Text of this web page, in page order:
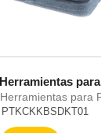
para
PTKCKKBSDKT01